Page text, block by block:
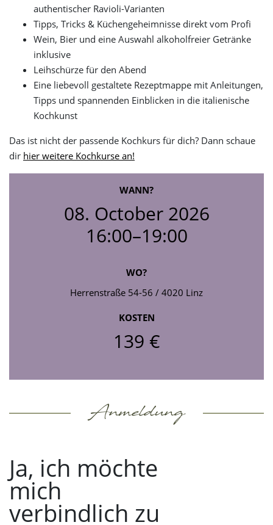
authentischer Ravioli-Varianten
Tipps, Tricks & Küchengeheimnisse direkt vom Profi
Wein, Bier und eine Auswahl alkoholfreier Getränke
inklusive
Leihschürze für den Abend
Eine liebevoll gestaltete Rezeptmappe mit Anleitungen,
Tipps und spannenden Einblicken in die italienische
Kochkunst
Das ist nicht der passende Kochkurs für dich? Dann schaue
dir hier weitere Kochkurse an!
WANN?
08. October 2026
16:00–19:00
WO?
Herrenstraße 54-56 / 4020 Linz
KOSTEN
139 €
Anmeldung
Ja, ich möchte
mich
verbindlich zu